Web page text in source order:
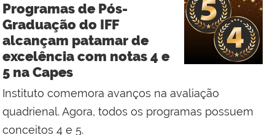
com
Campus
Macaé
Programas de Pós-
Graduação do IFF
alcançam patamar de
excelência com notas 4 e
5 na Capes
Instituto comemora avanços na avaliação
quadrienal. Agora, todos os programas possuem
conceitos 4 e 5.